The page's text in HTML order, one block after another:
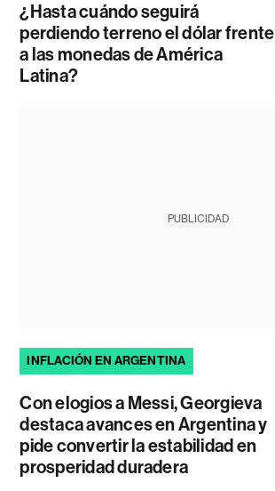
¿Hasta cuándo seguirá
perdiendo terreno el dólar frente
a las monedas de América
Latina?
PUBLICIDAD
INFLACIÓN EN ARGENTINA
Con elogios a Messi, Georgieva
destaca avances en Argentina y
pide convertir la estabilidad en
prosperidad duradera